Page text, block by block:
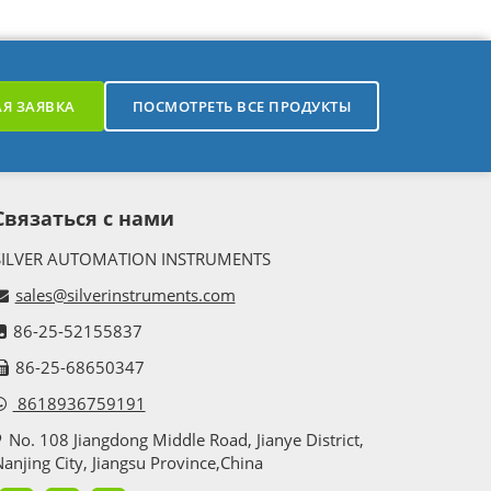
ЗАЯВКА ПОСМОТРЕТЬ ВСЕ ПРОДУКТЫ
с нами
AUTOMATION INSTRUMENTS
sales@silverinstruments.com
86-25-52155837
86-25-68650347
8618936759191
No. 108 Jiangdong Middle Road, Jianye District,
City, Jiangsu Province,China